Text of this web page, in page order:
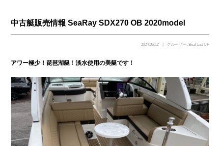
中古艇販売情報 SeaRay SDX270 OB 2020model
2024.06.12 クルーザー, Boat List UP
アワー極少！琵琶湖艇！淡水使用の美艇です！